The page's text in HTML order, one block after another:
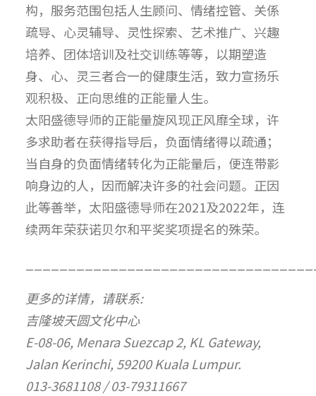
构，服务范围包括人生顾问、情绪控管、关係
疏导、心灵辅导、灵性探索、艺术推广、兴趣
培养、团体培训及社交训练等等，以期塑造
身、心、灵三者合一的健康生活，致力宣扬乐
观积极、正向思维的正能量人生。
太阳盛德导师的正能量旋风现正风靡全球，许
多求助者在获得指导后，负面情绪得以疏通；
当自身的负面情绪转化为正能量后，便连带影
响身边的人，因而解决许多的社会问题。正因
此等善举，太阳盛德导师在2021及2022年，连
续两年荣获诺贝尔和平奖奖项提名的殊荣。
更多的详情，请联系:
吉隆坡天圆文化中心
E-08-06, Menara Suezcap 2, KL Gateway,
Jalan Kerinchi, 59200 Kuala Lumpur.
013-3681108 / 03-79311667